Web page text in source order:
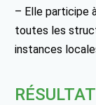
– Elle participe
toutes les
instances